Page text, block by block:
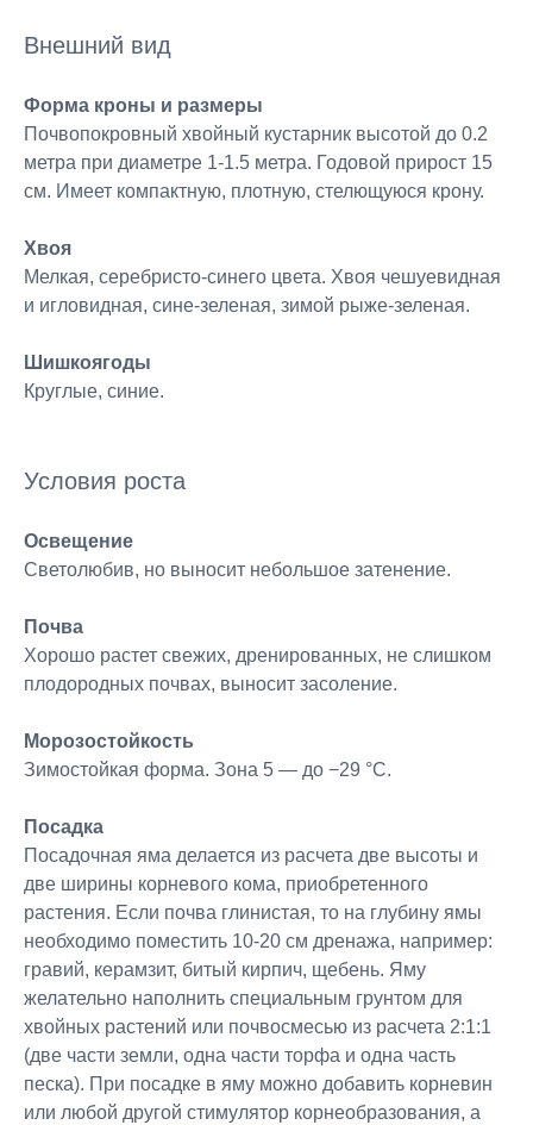
Внешний вид
Форма кроны и размеры
Почвопокровный хвойный кустарник высотой до 0.2
метра при диаметре 1-1.5 метра. Годовой прирост 15
см. Имеет компактную, плотную, стелющуюся крону.
Хвоя
Мелкая, серебристо-синего цвета. Хвоя чешуевидная
и игловидная, сине-зеленая, зимой рыже-зеленая.
Шишкоягоды
Круглые, синие.
Условия роста
Освещение
Светолюбив, но выносит небольшое затенение.
Почва
Хорошо растет свежих, дренированных, не слишком
плодородных почвах, выносит засоление.
Морозостойкость
Зимостойкая форма. Зона 5 — до −29 °C.
Посадка
Посадочная яма делается из расчета две высоты и
две ширины корневого кома, приобретенного
растения. Если почва глинистая, то на глубину ямы
необходимо поместить 10-20 см дренажа, например:
гравий, керамзит, битый кирпич, щебень. Яму
желательно наполнить специальным грунтом для
хвойных растений или почвосмесью из расчета 2:1:1
(две части земли, одна части торфа и одна часть
песка). При посадке в яму можно добавить корневин
или любой другой стимулятор корнеобразования, а